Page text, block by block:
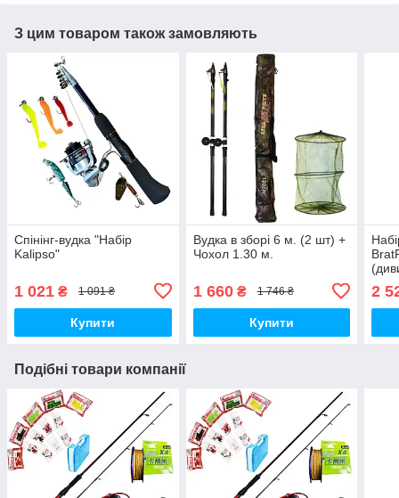
З цим товаром також замовляють
Спінінг-вудка "Набір
Kalipso"
1 021 ₴ 1 091 ₴
Купити
Вудка в зборі 6 м. (2 шт) +
Чохол 1.30 м.
1 660₴ 1 746 ₴
Купити
2
Подібні товари компанії